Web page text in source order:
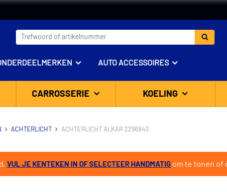
AUTO ACCESSOIRES
CARROSSERIE KOELING
ACHTERLICHT ACHTERLICHT ALKAR 2296843
VUL JE KENTEKEN IN OF SELECTEER HANDMATIG om te tonen of